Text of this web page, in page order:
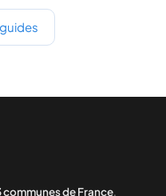
communes de France.